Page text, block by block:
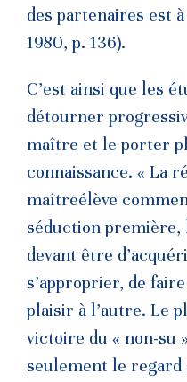
des partenaires est
1980, p. 136).
C’est ainsi que les
détourner
maître et le porter
connaissance. « La
maîtreélève
séduction première,
devant être
s’approprier, de
plaisir à l’autre. Le
victoire du « non-su
seulement le regard